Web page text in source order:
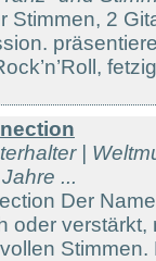
Stimmen, 2
|
...
Der
oder verstärkt,